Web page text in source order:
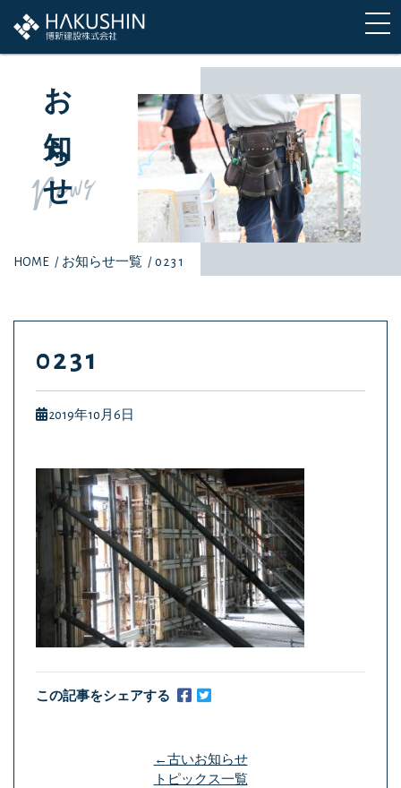
お知らせ
News
HOME / お知らせ一覧 / 0231
0231
2019年10月6日
この記事をシェアする
←古いお知らせ
トピックス一覧